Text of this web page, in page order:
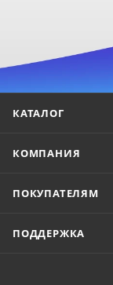
КАТАЛОГ
КОМПАНИЯ
ПОКУПАТЕЛЯМ
ПОДДЕРЖКА